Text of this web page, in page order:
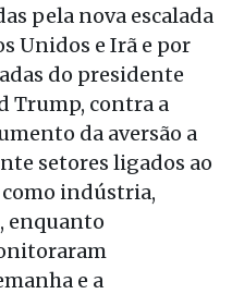
pela nova escalada
Unidos e Irã e por
do presidente
Trump, contra a
da aversão a
setores ligados ao
indústria,
enquanto
e a